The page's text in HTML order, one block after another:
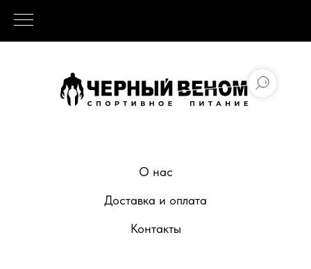
О нас
Доставка и оплата
Контакты